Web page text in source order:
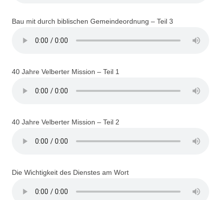
Bau mit durch biblischen Gemeindeordnung – Teil 3
40 Jahre Velberter Mission – Teil 1
40 Jahre Velberter Mission – Teil 2
Die Wichtigkeit des Dienstes am Wort